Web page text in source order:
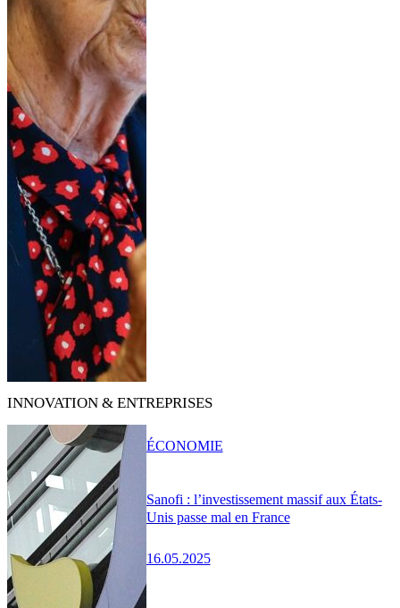
INNOVATION & ENTREPRISES
Sanofi : l’investissement massif aux États-
Unis passe mal en France
16.05.2025
ÉCONOMIE